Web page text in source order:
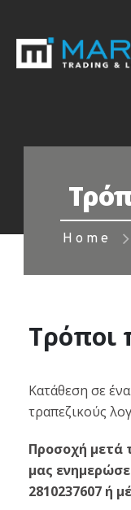
Home
Τρόποι
Κατάθεση σε
τραπεζικούς
Προσοχή μετά
μας
2810237607 ή